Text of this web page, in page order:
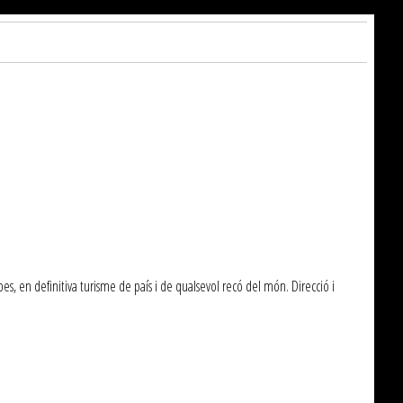
en definitiva turisme de país i de qualsevol recó del món. Direcció i